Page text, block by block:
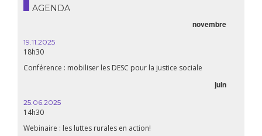
AGENDA
novembre
19.11.2025
18h30
Conférence : mobiliser les DESC pour la justice sociale
juin
25.06.2025
14h30
Webinaire : les luttes rurales en action!